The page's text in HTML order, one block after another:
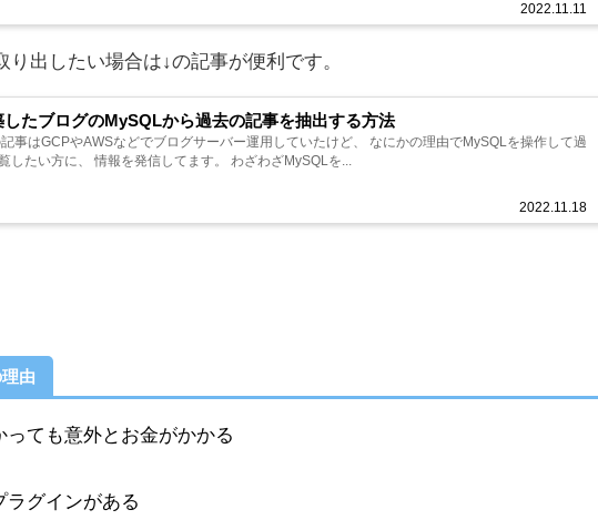
2022.11.11
出したい場合は↓の記事が便利です。
したブログのMySQLから過去の記事を抽出する方法
2022.11.18
事はGCPやAWSなどでブログサーバー運用していたけど、 なにかの理由でMySQLを操作して過
したい方に、 情報を発信してます。 わざわざMySQLを...
由
ても意外とお金がかかる
ラグインがある